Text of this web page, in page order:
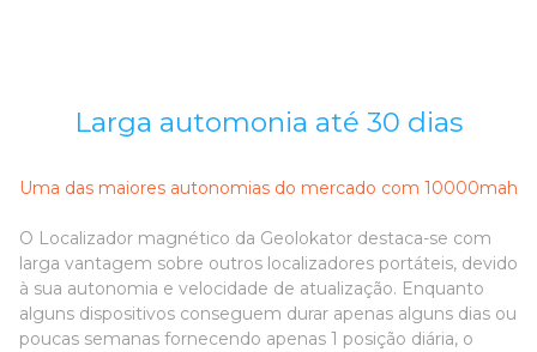
Larga automonia até 30 dias
Uma das maiores autonomias do mercado com 10000mah
O Localizador magnético da Geolokator destaca-se com
larga vantagem sobre outros localizadores portáteis, devido
à sua autonomia e velocidade de atualização. Enquanto
alguns dispositivos conseguem durar apenas alguns dias ou
poucas semanas fornecendo apenas 1 posição diária, o